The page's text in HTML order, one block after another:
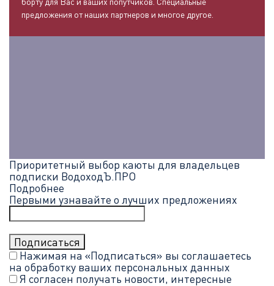
предложения от наших партнеров и многое другое.
Приоритетный выбор каюты для владельцев
подписки ВодоходЪ.ПРО
Подробнее
Первыми узнавайте о лучших предложениях
Нажимая на «Подписаться» вы соглашаетесь
на обработку ваших персональных данных
Я согласен получать новости, интересные